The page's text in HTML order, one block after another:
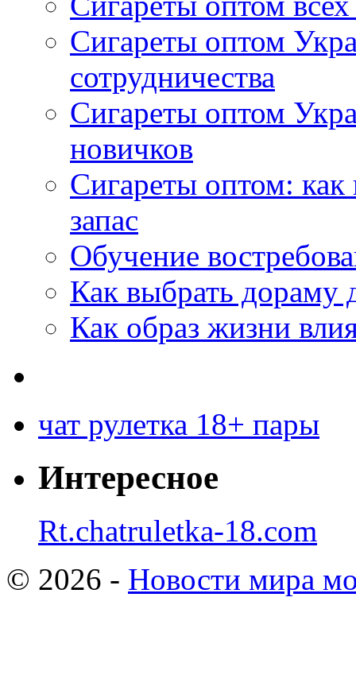
Сигареты оптом
сотрудничества
Сигареты оптом
новичков
Сигареты оптом:
запас
Обучение
Как выбрать дораму
Как образ жизни
чат рулетка 18+ пары
Интересное
Rt.chatruletka-18.com
© 2026 - Новости мира